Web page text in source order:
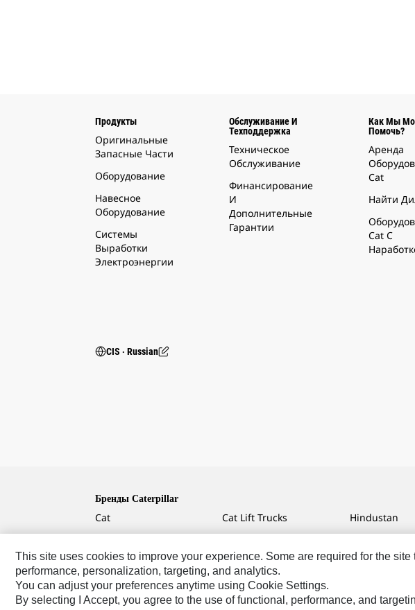
Продукты
Оригинальные
Запасные Части
Оборудование
Навесное
Оборудование
Системы
Выработки
Электроэнергии
Обслуживание И
Техподдержка
Техническое
Обслуживание
Финансирование
И
Дополнительные
Гарантии
Как Мы
Помочь?
Аренда
Cat
Найти
Cat С
CIS ‧ Russian
Бренды Caterpillar
Cat
Cat Reman
Cat Rentals
Cat Lift Trucks
AsiaTrak
FG Wilson
Hindustan
MWM
This site uses cookies to improve your experience. Some are required for the
performance, personalization, targeting, and analytics.
You can adjust your preferences anytime using Cookie Settings.
By selecting I Accept, you agree to the use of functional, performance, and